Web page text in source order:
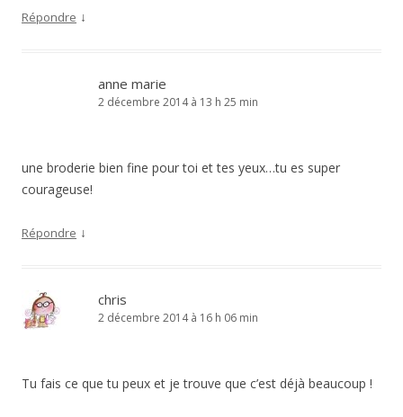
Répondre ↓
anne marie
2 décembre 2014 à 13 h 25 min
une broderie bien fine pour toi et tes yeux…tu es super
courageuse!
Répondre ↓
chris
2 décembre 2014 à 16 h 06 min
Tu fais ce que tu peux et je trouve que c’est déjà beaucoup !